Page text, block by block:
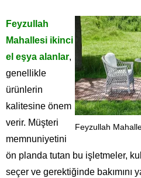
Feyzullah
Feyzullah
Mahallesi ikinci
el eşya alanlar,
genellikle
ürünlerin
kalitesine önem
verir. Müşteri
memnuniyetini
ön planda tutan bu işletmeler,
seçer ve gerektiğinde bakımını